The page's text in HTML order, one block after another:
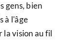
gens, bien
à l'âge
la vision au fil